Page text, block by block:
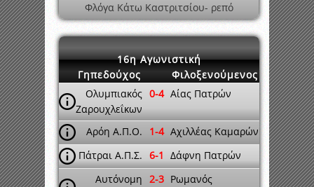
Φλόγα Κάτω Καστριτσίου- ρεπό
16η Αγωνιστική
Γηπεδούχος
Φιλοξενούμενος
Ολυμπιακός
Ζαρουχλεΐκων
0-4 Αίας Πατρών
Αρόη Α.Π.Ο. 1-4 Αχιλλέας Καμαρών
Πάτραι Α.Π.Σ. 6-1 Δάφνη Πατρών
Αυτόνομη 2-3 Ρωμανός